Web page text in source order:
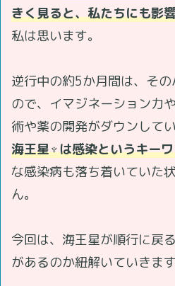
きく見ると、私たちにも影
私は思います。
逆行中の約5か月間は、そ
ので、イマジネーション力
術や薬の開発がダウンして
海王星♆は感染というキー
な感染病も落ち着いていた
ん。
今回は、海王星が順行に戻
があるのか紐解いていきます